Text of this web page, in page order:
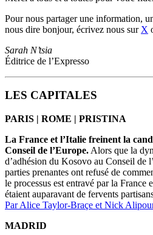
Pour nous partager une information,
nous dire bonjour, écrivez nous sur X
Sarah N’tsia
Éditrice de l’Expresso
LES CAPITALES
PARIS | ROME | PRISTINA
La France et l’Italie freinent la
Conseil de l’Europe. Alors que la
d’adhésion du Kosovo au Conseil de
parties prenantes ont refusé de
le processus est entravé par la France
étaient auparavant de fervents
Par Alice Taylor-Braçe et Nick
MADRID